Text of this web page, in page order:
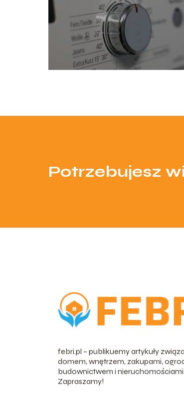
Potrzebujesz
febri.pl – publikuemy artykuły
domem, wnętrzem, zakupami,
budownictwem i nieruchomościami.
Zapraszamy!